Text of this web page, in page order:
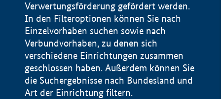
Verwertungsförderung gefördert werden.
In den Filteroptionen können Sie nach
Einzelvorhaben suchen sowie nach
Verbundvorhaben, zu denen sich
verschiedene Einrichtungen zusammen
geschlossen haben. Außerdem können Sie
die Suchergebnisse nach Bundesland und
Art der Einrichtung filtern.